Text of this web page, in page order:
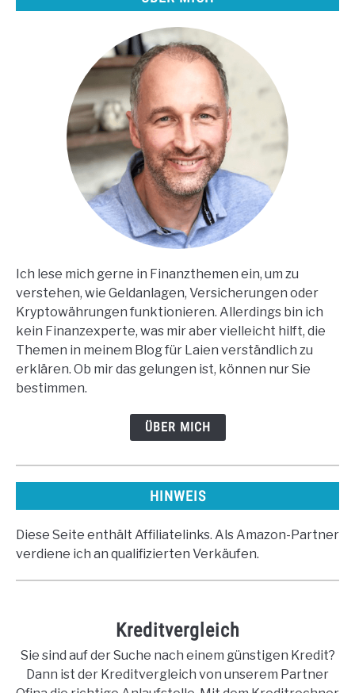
Ich lese mich gerne in Finanzthemen ein, um zu
verstehen, wie Geldanlagen, Versicherungen oder
Kryptowährungen funktionieren. Allerdings bin ich
kein Finanzexperte, was mir aber vielleicht hilft, die
Themen in meinem Blog für Laien verständlich zu
erklären. Ob mir das gelungen ist, können nur Sie
bestimmen.
ÜBER MICH
HINWEIS
Diese Seite enthält Affiliatelinks. Als Amazon-Partner
verdiene ich an qualifizierten Verkäufen.
Kreditvergleich
Sie sind auf der Suche nach einem günstigen Kredit?
Dann ist der Kreditvergleich von unserem Partner